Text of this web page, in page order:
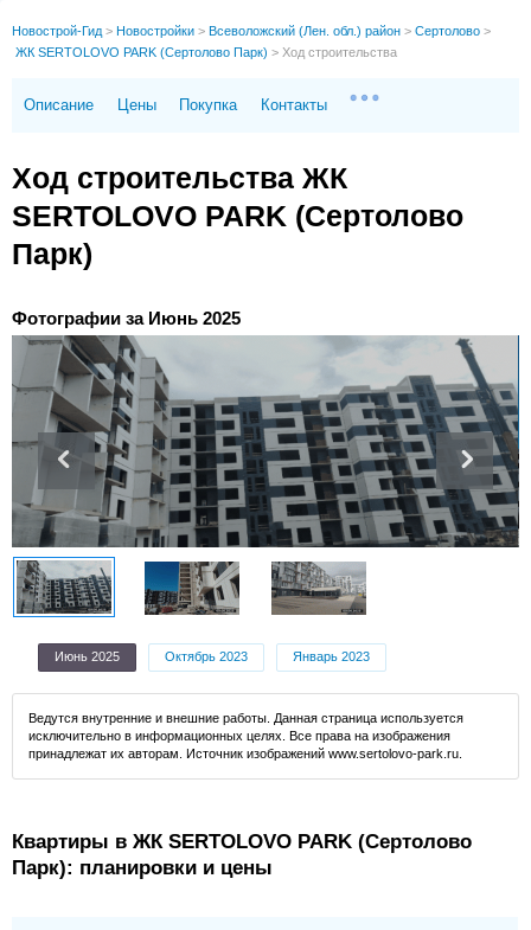
Новострой-Гид > Новостройки > Всеволожский (Лен. обл.) район > Сертолово >
ЖК SERTOLOVO PARK (Сертолово Парк) > Ход строительства
Описание Цены Покупка Контакты
Ход строительства ЖК
SERTOLOVO PARK (Сертолово
Парк)
Фотографии за Июнь 2025
Июнь 2025 Октябрь 2023 Январь 2023
Ведутся внутренние и внешние работы. Данная страница используется
исключительно в информационных целях. Все права на изображения
принадлежат их авторам. Источник изображений www.sertolovo-park.ru.
Квартиры в ЖК SERTOLOVO PARK (Сертолово
Парк): планировки и цены